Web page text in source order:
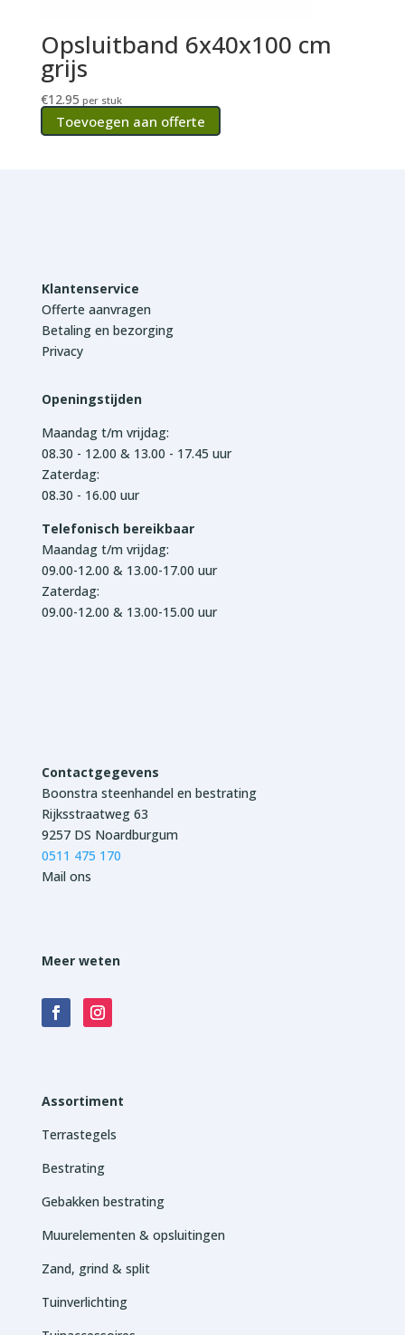
Opsluitband 6x40x100 cm
grijs
€12.95 per stuk
Toevoegen aan offerte
Klantenservice
Offerte aanvragen
Betaling en bezorging
Privacy
Openingstijden
Maandag t/m vrijdag:
08.30 - 12.00 & 13.00 - 17.45 uur
Zaterdag:
08.30 - 16.00 uur
Telefonisch bereikbaar
Maandag t/m vrijdag:
09.00-12.00 & 13.00-17.00 uur
Zaterdag:
09.00-12.00 & 13.00-15.00 uur
Contactgegevens
Boonstra steenhandel en bestrating
Rijksstraatweg 63
9257 DS Noardburgum
0511 475 170
Mail ons
Meer weten
Assortiment
Terrastegels
Bestrating
Gebakken bestrating
Muurelementen & opsluitingen
Zand, grind & split
Tuinverlichting